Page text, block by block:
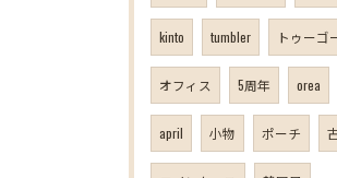
kinto tumbler トゥーゴ
オフィス 5周年 orea
april 小物 ポーチ